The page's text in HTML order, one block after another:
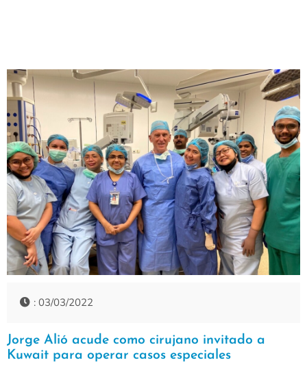
: 03/03/2022
Jorge Alió acude como cirujano invitado a
Kuwait para operar casos especiales